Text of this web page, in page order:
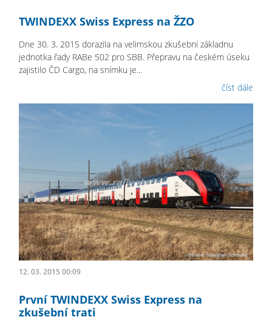
TWINDEXX Swiss Express na ŽZO
Dne 30. 3. 2015 dorazila na velimskou zkušební základnu
jednotka řady RABe 502 pro SBB. Přepravu na českém úseku
zajistilo ČD Cargo, na snímku je...
číst dále
12. 03. 2015 00:09
První TWINDEXX Swiss Express na
zkušební trati